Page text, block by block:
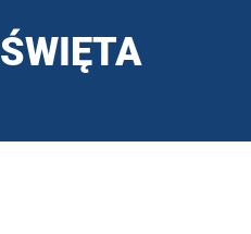
ŚWIĘTA